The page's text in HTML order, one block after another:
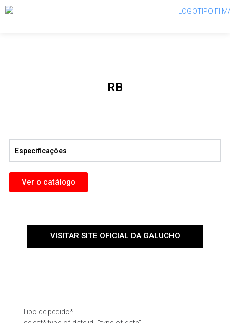
RB
Especificações
Ver o catálogo
VISITAR SITE OFICIAL DA GALUCHO
Tipo de pedido*